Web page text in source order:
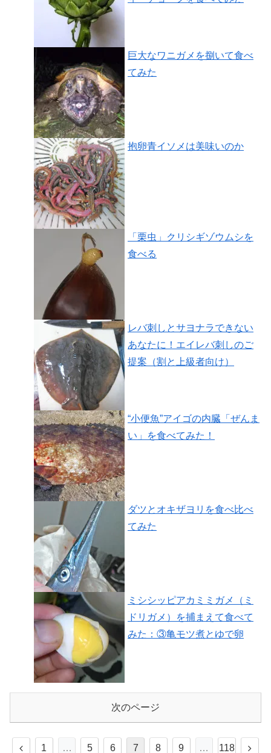
巨大なワニガメを捌いて食べ
てみた
抱卵青イソメは美味いのか
「栗虫」クリシギゾウムシを
食べる
レバ刺しとサヨナラできない
あなたに！エイレバ刺しのご
提案（割と上級者向け）
“小便魚”アイゴの内臓「ぜんま
い」を食べてみた！
ダツとオキザヨリを食べ比べ
てみた
ミシシッピアカミミガメ（ミ
ドリガメ）を捕まえて食べて
みた：③亀モツ煮とゆで卵
次のページ
1 … 5 6 7 8 9 … 118